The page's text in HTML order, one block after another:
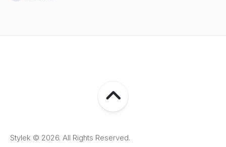
Stylek © 2026. All Rights Reserved.